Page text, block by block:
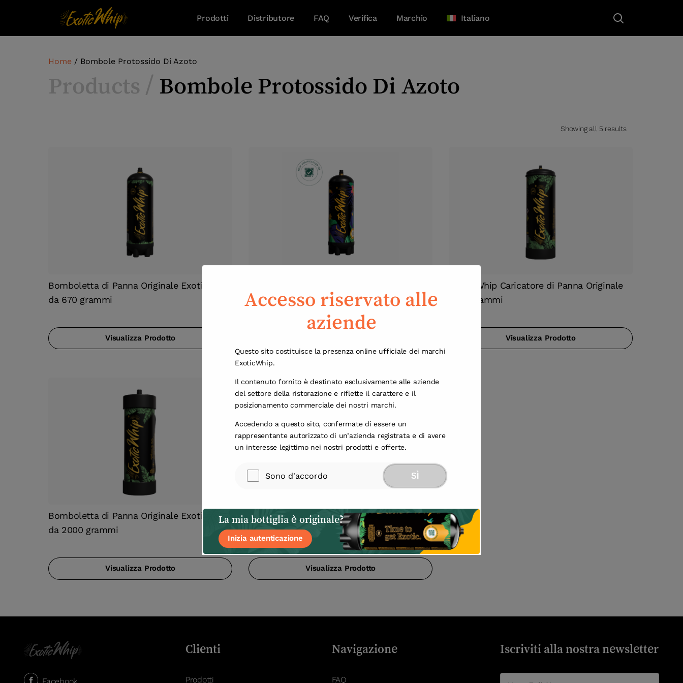
Prodotti Distributore FAQ Verifica Marchio Italiano
Home / Bombole Protossido Di Azoto
Products / Bombole Protossido Di Azoto
Showing all 5 results
Bomboletta di Panna Originale ExoticWhip
da 670 grammi
Visualizza Prodotto
Panna Originale 670 grammi – Solo per
ExoticWhip Caricatore di Panna Originale
1350 grammi
Visualizza Prodotto
Bomboletta di Panna Originale ExoticWhip
da 2000 grammi
Visualizza Prodotto
NUOVO DESIGN ExoticWhip Caricatore di
Panna Originale 2000 grammi – Solo per
l’Europa
Visualizza Prodotto
Accesso riservato alle
aziende
Questo sito costituisce la presenza online ufficiale dei marchi
ExoticWhip.
Il contenuto fornito è destinato esclusivamente alle aziende
del settore della ristorazione e riflette il carattere e il
posizionamento commerciale dei nostri marchi.
Accedendo a questo sito, confermate di essere un
rappresentante autorizzato di un’azienda registrata e di avere
un interesse legittimo nei nostri prodotti e offerte.
Sono d'accordo SÌ
La mia bottiglia è originale?
Inizia autenticazione
Clienti
Prodotti
Navigazione
FAQ
Iscriviti alla nostra newsletter